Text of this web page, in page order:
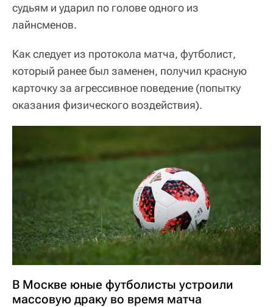
судьям и ударил по голове одного из
лайнсменов.
Как следует из протокола матча, футболист,
который ранее был заменен, получил красную
карточку за агрессивное поведение (попытку
оказания физического воздействия).
В Москве юные футболисты устроили
массовую драку во время матча